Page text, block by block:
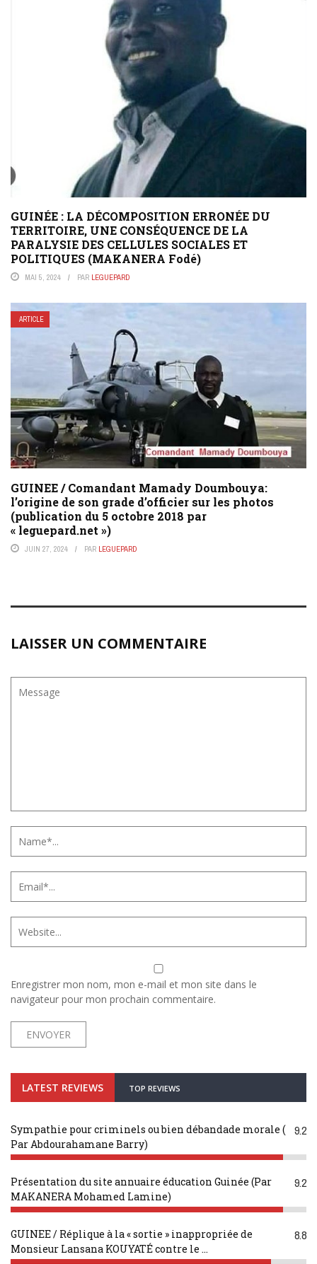
GUINÉE : LA DÉCOMPOSITION ERRONÉE DU
TERRITOIRE, UNE CONSÉQUENCE DE LA
PARALYSIE DES CELLULES SOCIALES ET
POLITIQUES (MAKANERA Fodé)
MAI 5, 2024 PAR LEGUEPARD
ARTICLE
GUINEE / Comandant Mamady Doumbouya:
l’origine de son grade d’officier sur les photos
(publication du 5 octobre 2018 par
« leguepard.net »)
JUIN 27, 2024 PAR LEGUEPARD
LAISSER UN COMMENTAIRE
Enregistrer mon nom, mon e-mail et mon site dans le
navigateur pour mon prochain commentaire.
LATEST REVIEWS TOP REVIEWS
Sympathie pour criminels ou bien débandade morale (
Par Abdourahamane Barry)
9.2
Présentation du site annuaire éducation Guinée (Par
MAKANERA Mohamed Lamine)
9.2
GUINEE / Réplique à la « sortie » inappropriée de
Monsieur Lansana KOUYATÉ contre le ...
8.8